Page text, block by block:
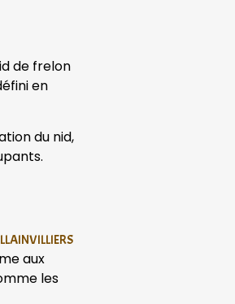
de frelon
en
du nid,
aux
les